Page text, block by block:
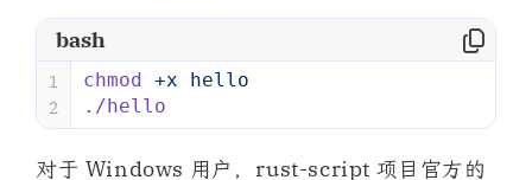
bash
chmod +x hello
./hello
1
2
对于 Windows 用户，rust-script 项目官方的